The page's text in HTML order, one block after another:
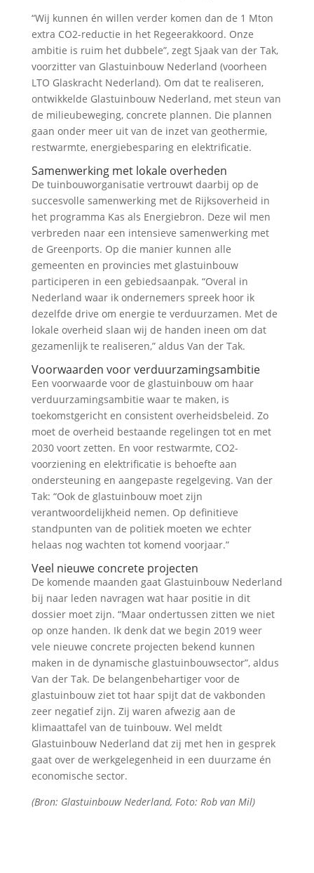
“Wij kunnen én willen verder komen dan de 1 Mton
extra CO2-reductie in het Regeerakkoord. Onze
ambitie is ruim het dubbele”, zegt Sjaak van der Tak,
voorzitter van Glastuinbouw Nederland (voorheen
LTO Glaskracht Nederland). Om dat te realiseren,
ontwikkelde Glastuinbouw Nederland, met steun van
de milieubeweging, concrete plannen. Die plannen
gaan onder meer uit van de inzet van geothermie,
restwarmte, energiebesparing en elektrificatie.
Samenwerking met lokale overheden
De tuinbouworganisatie vertrouwt daarbij op de
succesvolle samenwerking met de Rijksoverheid in
het programma Kas als Energiebron. Deze wil men
verbreden naar een intensieve samenwerking met
de Greenports. Op die manier kunnen alle
gemeenten en provincies met glastuinbouw
participeren in een gebiedsaanpak. “Overal in
Nederland waar ik ondernemers spreek hoor ik
dezelfde drive om energie te verduurzamen. Met de
lokale overheid slaan wij de handen ineen om dat
gezamenlijk te realiseren,” aldus Van der Tak.
Voorwaarden voor verduurzamingsambitie
Een voorwaarde voor de glastuinbouw om haar
verduurzamingsambitie waar te maken, is
toekomstgericht en consistent overheidsbeleid. Zo
moet de overheid bestaande regelingen tot en met
2030 voort zetten. En voor restwarmte, CO2-
voorziening en elektrificatie is behoefte aan
ondersteuning en aangepaste regelgeving. Van der
Tak: “Ook de glastuinbouw moet zijn
verantwoordelijkheid nemen. Op definitieve
standpunten van de politiek moeten we echter
helaas nog wachten tot komend voorjaar.”
Veel nieuwe concrete projecten
De komende maanden gaat Glastuinbouw Nederland
bij naar leden navragen wat haar positie in dit
dossier moet zijn. “Maar ondertussen zitten we niet
op onze handen. Ik denk dat we begin 2019 weer
vele nieuwe concrete projecten bekend kunnen
maken in de dynamische glastuinbouwsector”, aldus
Van der Tak. De belangenbehartiger voor de
glastuinbouw ziet tot haar spijt dat de vakbonden
zeer negatief zijn. Zij waren afwezig aan de
klimaattafel van de tuinbouw. Wel meldt
Glastuinbouw Nederland dat zij met hen in gesprek
gaat over de werkgelegenheid in een duurzame én
economische sector.
(Bron: Glastuinbouw Nederland, Foto: Rob van Mil)